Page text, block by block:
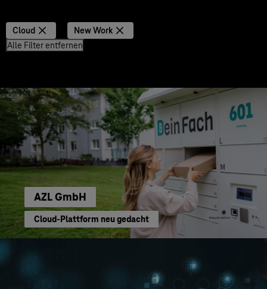
Cloud
New Work
Alle Filter entfernen
AZL GmbH
Cloud-Plattform neu gedacht